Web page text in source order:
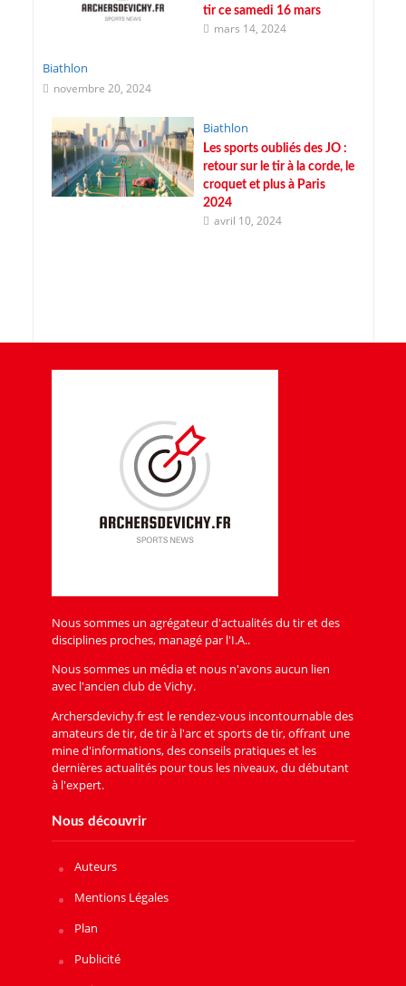
tir ce samedi 16 mars
mars 14, 2024
Biathlon
novembre 20, 2024
Biathlon
Les sports oubliés des JO :
retour sur le tir à la corde, le
croquet et plus à Paris
2024
avril 10, 2024
Nous sommes un agrégateur d'actualités du tir et des
disciplines proches, managé par l'I.A..
Nous sommes un média et nous n'avons aucun lien
avec l'ancien club de Vichy.
Archersdevichy.fr est le rendez-vous incontournable des
amateurs de tir, de tir à l'arc et sports de tir, offrant une
mine d'informations, des conseils pratiques et les
dernières actualités pour tous les niveaux, du débutant
à l'expert.
Nous découvrir
Auteurs
Mentions Légales
Plan
Publicité